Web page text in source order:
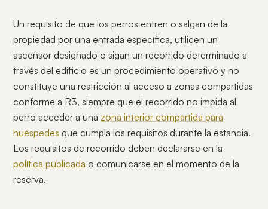
Un requisito de que los perros entren o salgan de la
propiedad por una entrada específica, utilicen un
ascensor designado o sigan un recorrido determinado a
través del edificio es un procedimiento operativo y no
constituye una restricción al acceso a zonas compartidas
conforme a R3, siempre que el recorrido no impida al
perro acceder a una zona interior compartida para
huéspedes que cumpla los requisitos durante la estancia.
Los requisitos de recorrido deben declararse en la
política publicada o comunicarse en el momento de la
reserva.